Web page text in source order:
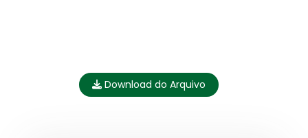
Download do Arquivo